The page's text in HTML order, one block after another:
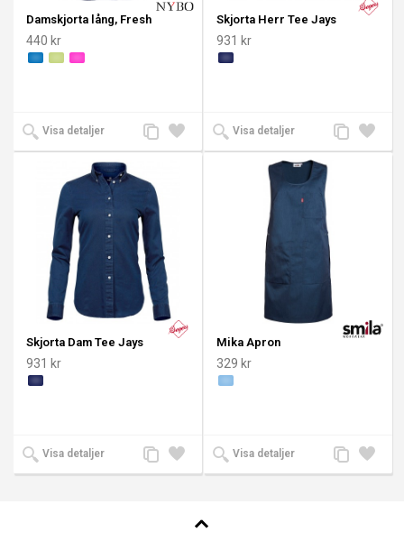
Damskjorta lång, Fresh
440 kr
Visa detaljer
Lägg
till i
Lägg
till
Skjorta Herr Tee Jays
931 kr
Visa detaljer
Lägg
till i
Lägg
till
Skjorta Dam Tee Jays
931 kr
Visa detaljer
Lägg
till i
Lägg
till
Mika Apron
329 kr
Visa detaljer
Lägg
till i
Lägg
till